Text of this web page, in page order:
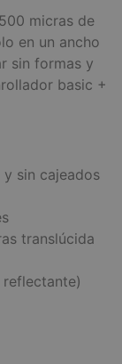
micras de
en un ancho
sin formas y
basic +
sin cajeados
translúcida